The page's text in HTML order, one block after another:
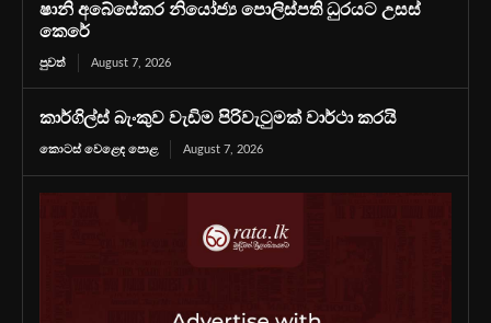
ෂානි අබේසේකර නියෝජ්‍ය පොලිස්පති ධුරයට උසස්
කෙරේ
පුවත් August 7, 2026
කාර්ගිල්ස් බැංකුව වැඩිම පිරිවැටුමක් වාර්ථා කරයි
කොටස් වෙළෙඳ පොළ August 7, 2026